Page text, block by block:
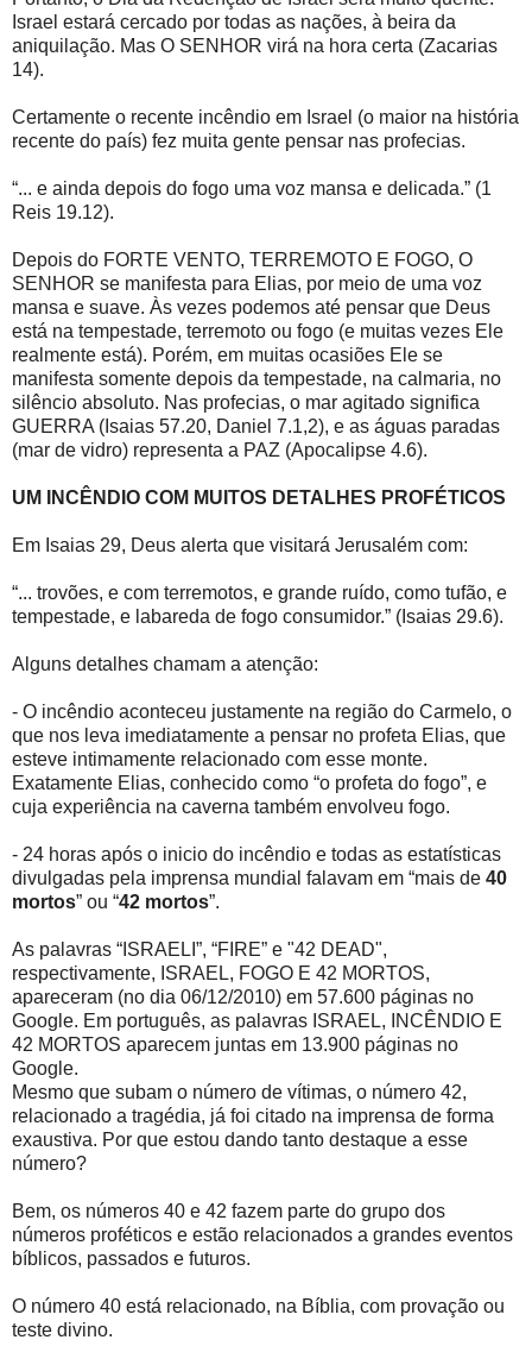
Israel estará cercado por todas as nações, à beira da
aniquilação. Mas O SENHOR virá na hora certa (Zacarias
14).
Certamente o recente incêndio em Israel (o maior na história
recente do país) fez muita gente pensar nas profecias.
“... e ainda depois do fogo uma voz mansa e delicada.” (1
Reis 19.12).
Depois do FORTE VENTO, TERREMOTO E FOGO, O
SENHOR se manifesta para Elias, por meio de uma voz
mansa e suave. Às vezes podemos até pensar que Deus
está na tempestade, terremoto ou fogo (e muitas vezes Ele
realmente está). Porém, em muitas ocasiões Ele se
manifesta somente depois da tempestade, na calmaria, no
silêncio absoluto. Nas profecias, o mar agitado significa
GUERRA (Isaias 57.20, Daniel 7.1,2), e as águas paradas
(mar de vidro) representa a PAZ (Apocalipse 4.6).
UM INCÊNDIO COM MUITOS DETALHES PROFÉTICOS
Em Isaias 29, Deus alerta que visitará Jerusalém com:
“... trovões, e com terremotos, e grande ruído, como tufão, e
tempestade, e labareda de fogo consumidor.” (Isaias 29.6).
Alguns detalhes chamam a atenção:
- O incêndio aconteceu justamente na região do Carmelo, o
que nos leva imediatamente a pensar no profeta Elias, que
esteve intimamente relacionado com esse monte.
Exatamente Elias, conhecido como “o profeta do fogo”, e
cuja experiência na caverna também envolveu fogo.
- 24 horas após o inicio do incêndio e todas as estatísticas
divulgadas pela imprensa mundial falavam em “mais de 40
mortos” ou “42 mortos”.
As palavras “ISRAELI”, “FIRE” e "42 DEAD",
respectivamente, ISRAEL, FOGO E 42 MORTOS,
apareceram (no dia 06/12/2010) em 57.600 páginas no
Google. Em português, as palavras ISRAEL, INCÊNDIO E
42 MORTOS aparecem juntas em 13.900 páginas no
Google.
Mesmo que subam o número de vítimas, o número 42,
relacionado a tragédia, já foi citado na imprensa de forma
exaustiva. Por que estou dando tanto destaque a esse
número?
Bem, os números 40 e 42 fazem parte do grupo dos
números proféticos e estão relacionados a grandes eventos
bíblicos, passados e futuros.
O número 40 está relacionado, na Bíblia, com provação ou
teste divino.